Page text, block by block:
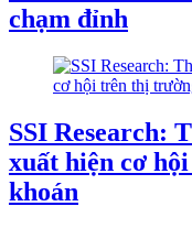
chạm đỉnh
SSI Research:
xuất hiện cơ
khoán